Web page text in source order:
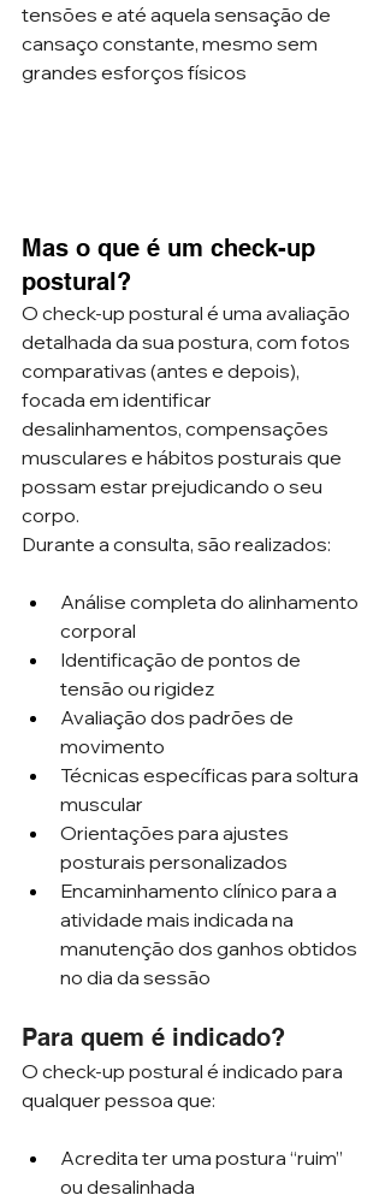
tensões e até aquela sensação de
cansaço constante, mesmo sem
grandes esforços físicos
Mas o que é um check-up
postural?
O check-up postural é uma avaliação
detalhada da sua postura, com fotos
comparativas (antes e depois),
focada em identificar
desalinhamentos, compensações
musculares e hábitos posturais que
possam estar prejudicando o seu
corpo.
Durante a consulta, são realizados:
Análise completa do alinhamento
corporal
Identificação de pontos de
tensão ou rigidez
Avaliação dos padrões de
movimento
Técnicas específicas para soltura
muscular
Orientações para ajustes
posturais personalizados
Encaminhamento clínico para a
atividade mais indicada na
manutenção dos ganhos obtidos
no dia da sessão
Para quem é indicado?
O check-up postural é indicado para
qualquer pessoa que:
Acredita ter uma postura “ruim”
ou desalinhada